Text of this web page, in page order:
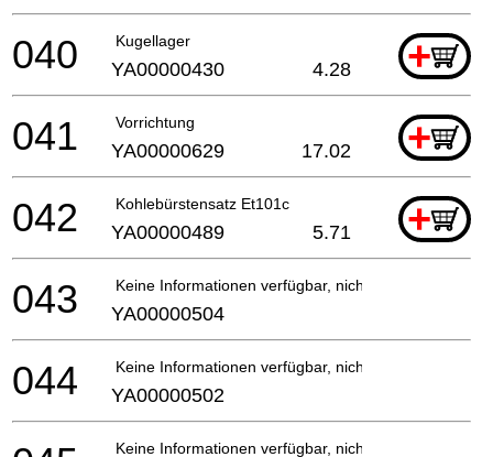
Kugellager +
040 YA00000430 4.28
Vorrichtung +
041 YA00000629 17.02
Kohlebürstensatz Et101c +
042 YA00000489 5.71
Keine Informationen verfügbar, nicht bestellbar
043 YA00000504
Keine Informationen verfügbar, nicht bestellbar
044 YA00000502
Keine Informationen verfügbar, nicht bestellbar